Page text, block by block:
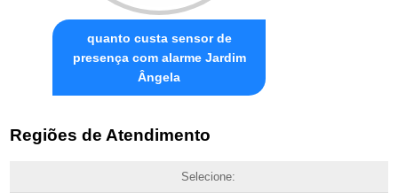
quanto custa sensor de
presença com alarme Jardim
Ângela
Regiões de Atendimento
Selecione: